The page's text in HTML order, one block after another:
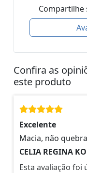
Compartilhe
Confira as
este produto
Excelente
Macia, não
CELIA REGINA
Esta avaliação foi